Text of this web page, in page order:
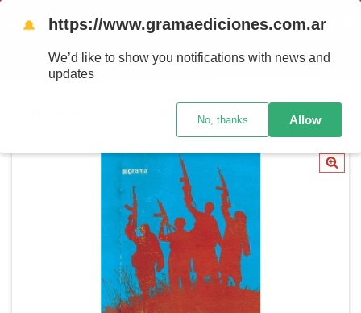
MENU
PRODUCTS
Conflicto armado y subjetividad - Mario Elkin Ramírez
🔔 https://www.gramaediciones.com.ar
We’d like to show you notifications with news and
updates
No, thanks Allow